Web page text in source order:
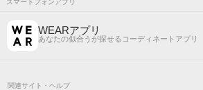
WEARアプリ
あなたの似合うが探せるコーディネートアプリ
関連サイト・ヘルプ